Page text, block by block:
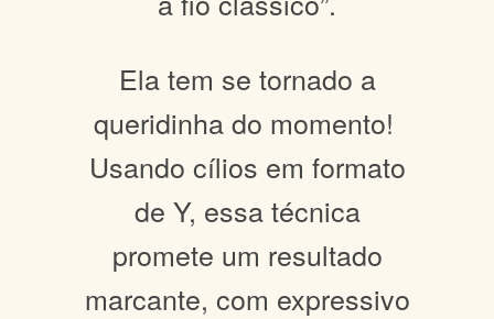
Ela tem se tornado a
queridinha do momento!
Usando cílios em formato
de Y, essa técnica
promete um resultado
marcante, com expressivo